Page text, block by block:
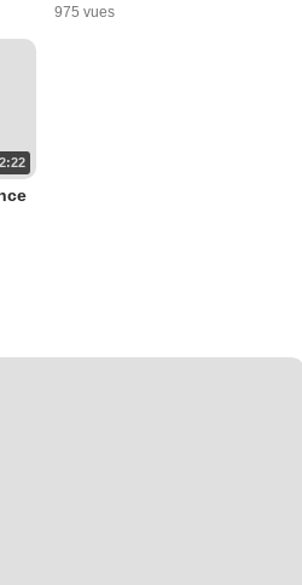
975 vues
2:22